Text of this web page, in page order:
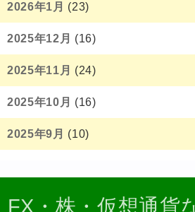
2026年1月 (23)
2025年12月 (16)
2025年11月 (24)
2025年10月 (16)
2025年9月 (10)
FX・株・仮想通貨